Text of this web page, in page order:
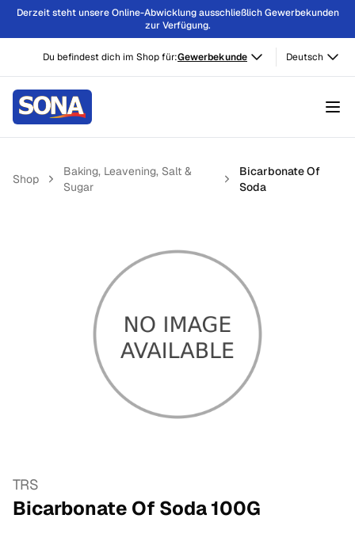
Derzeit steht unsere Online-Abwicklung ausschließlich Gewerbekunden
zur Verfügung.
Du befindest dich im Shop für:Gewerbekunde Deutsch
Shop
Baking, Leavening, Salt &
Sugar
Bicarbonate Of
Soda
TRS
Bicarbonate Of Soda100G